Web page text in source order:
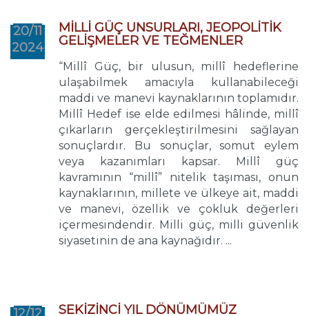
20/11
2024
MİLLİ GÜÇ UNSURLARI, JEOPOLİTİK
GELİŞMELER VE TEĞMENLER
“Millî Güç, bir ulusun, millî hedeflerine
ulaşabilmek amacıyla kullanabileceği
maddi ve manevi kaynaklarının toplamıdır.
Millî Hedef ise elde edilmesi hâlinde, millî
çıkarların gerçekleştirilmesini sağlayan
sonuçlardır. Bu sonuçlar, somut eylem
veya kazanımları kapsar. Millî güç
kavramının “millî” nitelik taşıması, onun
kaynaklarının, millete ve ülkeye ait, maddi
ve manevi, özellik ve çokluk değerleri
içermesindendir. Milli güç, milli güvenlik
siyasetinin de ana kaynağıdır. ...
SEKİZİNCİ YIL DÖNÜMÜMÜZ